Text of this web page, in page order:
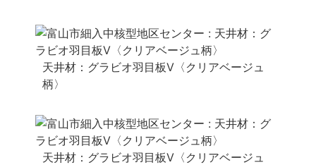
天井材：グラビオ羽目板V〈クリアベージュ
柄〉
天井材：グラビオ羽目板V〈クリアベージュ